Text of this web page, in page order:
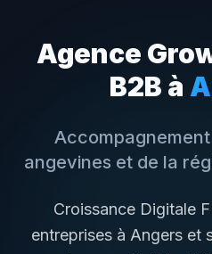
Agence
B2B à
angevines et de la
Croissance Digitale
entreprises à Angerset